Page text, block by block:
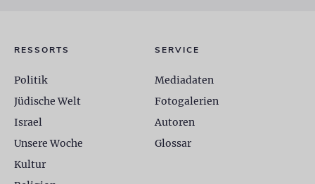
RESSORTS
Politik
Jüdische Welt
Israel
Unsere Woche
Kultur
SERVICE
Mediadaten
Fotogalerien
Autoren
Glossar